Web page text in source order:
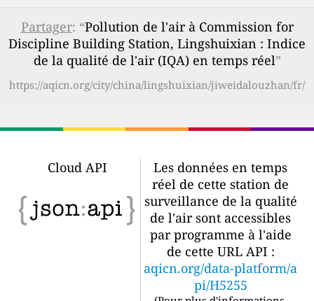
Partager: “Pollution de l'air à Commission for
Discipline Building Station, Lingshuixian : Indice
de la qualité de l'air (IQA) en temps réel”
https://aqicn.org/city/china/lingshuixian/jiweidalouzhan/fr/
Cloud API
Les données en temps
réel de cette station de
surveillance de la qualité
de l'air sont accessibles
par programme à l'aide
de cette URL API :
aqicn.org/data-platform/a
pi/H5255